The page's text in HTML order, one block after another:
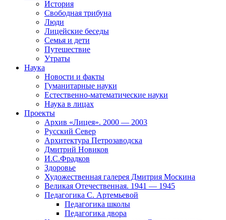
История
Свободная трибуна
Люди
Лицейские беседы
Семья и дети
Путешествие
Утраты
Наука
Новости и факты
Гуманитарные науки
Естественно-математические науки
Наука в лицах
Проекты
Архив «Лицея». 2000 — 2003
Русский Север
Архитектура Петрозаводска
Дмитрий Новиков
И.С.Фрадков
Здоровье
Художественная галерея Дмитрия Москина
Великая Отечественная. 1941 — 1945
Педагогика С. Артемьевой
Педагогика школы
Педагогика двора